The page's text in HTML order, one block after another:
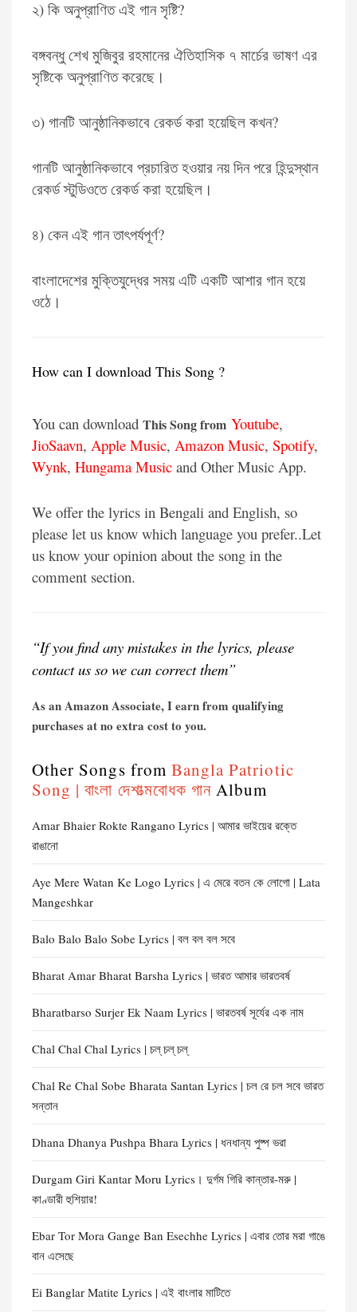
২) কি অনুপ্রাণিত এই গান সৃষ্টি?
বঙ্গবন্ধু শেখ মুজিবুর রহমানের ঐতিহাসিক ৭ মার্চের ভাষণ এর
সৃষ্টিকে অনুপ্রাণিত করেছে।
৩) গানটি আনুষ্ঠানিকভাবে রেকর্ড করা হয়েছিল কখন?
গানটি আনুষ্ঠানিকভাবে প্রচারিত হওয়ার নয় দিন পরে হিন্দুস্থান
রেকর্ড স্টুডিওতে রেকর্ড করা হয়েছিল।
৪) কেন এই গান তাৎপর্যপূর্ণ?
বাংলাদেশের মুক্তিযুদ্ধের সময় এটি একটি আশার গান হয়ে
ওঠে।
How can I download This Song ?
You can download This Song from Youtube,
JioSaavn, Apple Music, Amazon Music, Spotify,
Wynk, Hungama Music and Other Music App.
We offer the lyrics in Bengali and English, so
please let us know which language you prefer..Let
us know your opinion about the song in the
comment section.
“If you find any mistakes in the lyrics, please
contact us so we can correct them”
As an Amazon Associate, I earn from qualifying
purchases at no extra cost to you.
Other Songs from Bangla Patriotic
Song | বাংলা দেশাত্মবোধক গান Album
Amar Bhaier Rokte Rangano Lyrics | আমার ভাইয়ের রক্তে
রাঙানো
Aye Mere Watan Ke Logo Lyrics | এ মেরে বতন কে লোগো | Lata
Mangeshkar
Balo Balo Balo Sobe Lyrics | বল বল বল সবে
Bharat Amar Bharat Barsha Lyrics | ভারত আমার ভারতবর্ষ
Bharatbarso Surjer Ek Naam Lyrics | ভারতবর্ষ সূর্যের এক নাম
Chal Chal Chal Lyrics | চল্‌ চল্ চল্
Chal Re Chal Sobe Bharata Santan Lyrics | চল রে চল সবে ভারত
সন্তান
Dhana Dhanya Pushpa Bhara Lyrics | ধনধান্য পুষ্প ভরা
Durgam Giri Kantar Moru Lyrics। দুর্গম গিরি কান্তার-মরু |
কাণ্ডারী হুশিয়ার!
Ebar Tor Mora Gange Ban Esechhe Lyrics | এবার তোর মরা গাঙে
বান এসেছে
Ei Banglar Matite Lyrics | এই বাংলার মাটিতে